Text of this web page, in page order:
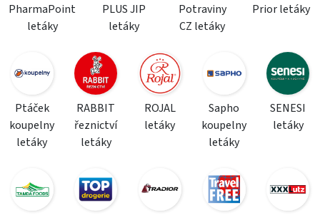
PharmaPoint
letáky
PLUS JIP
letáky
Potraviny
CZ letáky
Prior letáky
Ptáček
koupelny
letáky
RABBIT
řeznictví
letáky
ROJAL
letáky
Sapho
koupelny
letáky
SENESI
letáky